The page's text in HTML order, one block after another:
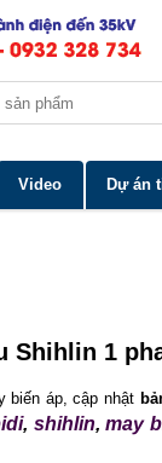
Video Dự án
Shihlin 1
biến áp, cập nhật
, shihlin,may